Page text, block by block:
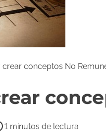
conceptos No
1 minutos de lectura